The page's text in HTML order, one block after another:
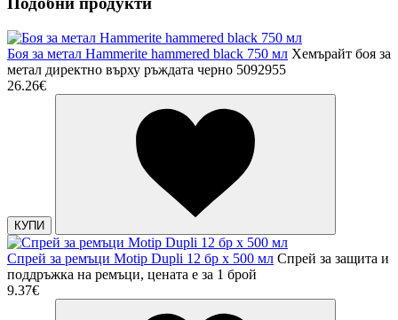
Боя за метал Hammerite hammered black 750 мл Хемърайт боя за
метал директно върху ръждата черно 5092955
26.26€
КУПИ
Спрей за ремъци Motip Dupli 12 бр х 500 мл Спрей за защита и
поддръжка на ремъци, цената е за 1 брой
9.37€